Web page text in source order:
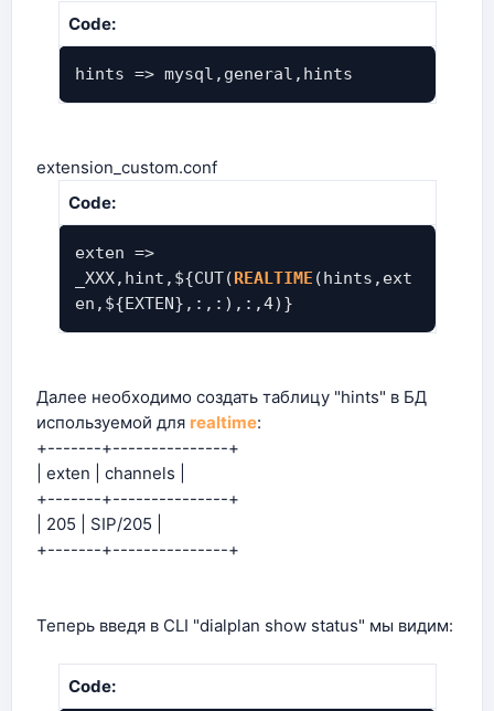
Code:
hints => mysql,general,hints
extension_custom.conf
Code:
exten =>
_XXX,hint,${CUT(REALTIME (hints,ext
en,${EXTEN},:,:),:,4)}
Далее необходимо создать таблицу "hints" в БД
используемой для realtime:
+-------+---------------+
| exten | channels |
+-------+---------------+
| 205 | SIP/205 |
+-------+---------------+
Теперь введя в CLI "dialplan show status" мы видим:
Code: